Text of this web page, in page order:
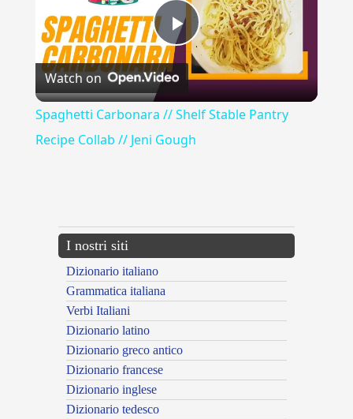
Play
Video
Watch on
Spaghetti Carbonara // Shelf Stable Pantry
Recipe Collab // Jeni Gough
I nostri siti
Dizionario italiano
Grammatica italiana
Verbi Italiani
Dizionario latino
Dizionario greco antico
Dizionario francese
Dizionario inglese
Dizionario tedesco